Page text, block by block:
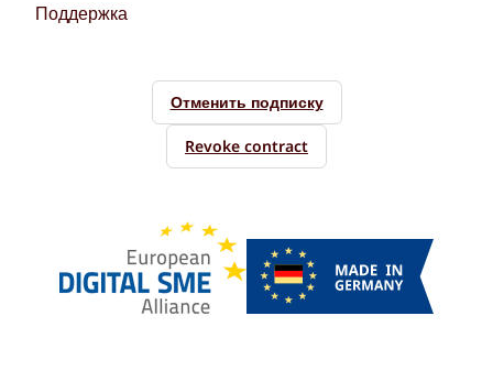
Поддержка
Отменить подписку
Revoke contract